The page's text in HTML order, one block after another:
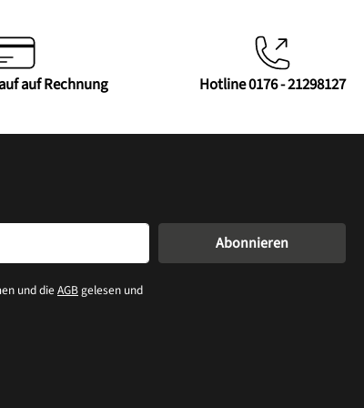
auf Rechnung Hotline 0176 - 21298127
und dieAGBgelesen und
Abonnieren